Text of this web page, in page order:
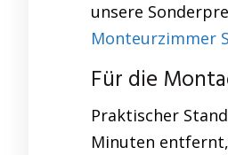
unsere
Monteurzimmer
Für die
Praktischer
Minuten